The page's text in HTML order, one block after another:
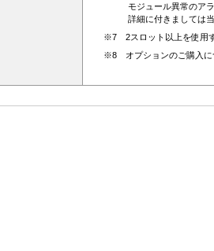
モジュール異常のア
詳細に付きましては
※7 2スロット以上を使用
※8 オプションのご購入に